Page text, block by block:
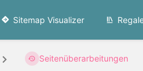
Sitemap Visualizer
Seitenüberarbeitungen